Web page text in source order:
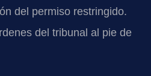
del permiso restringido.
del tribunal al pie de